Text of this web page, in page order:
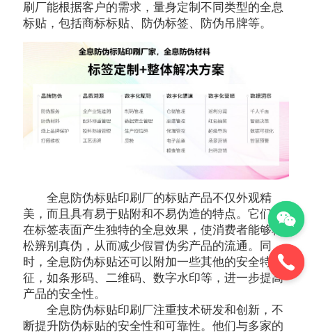
刷厂能根据客户的需求，量身定制不同类型的全息
标贴，包括商标标贴、防伪标签、防伪吊牌等。
全息防伪标贴印刷厂的标贴产品不仅外观精
美，而且具有易于贴附和不易伪造的特点。它们能
在标签表面产生独特的全息效果，使消费者能够轻
松辨别真伪，从而减少假冒伪劣产品的流通。同
时，全息防伪标贴还可以附加一些其他的安全特
征，如条形码、二维码、数字水印等，进一步提高
产品的安全性。
全息防伪标贴印刷厂注重技术研发和创新，不
断提升防伪标贴的安全性和可靠性。他们与多家的